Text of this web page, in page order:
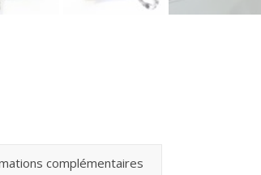
complémentaires